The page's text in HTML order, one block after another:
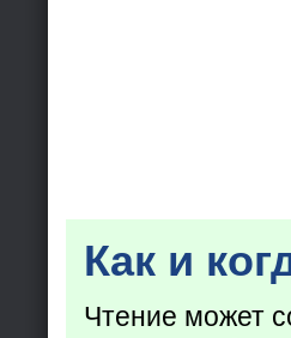
Как и
Чтение может